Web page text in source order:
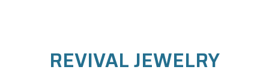
REVIVAL JEWELRY